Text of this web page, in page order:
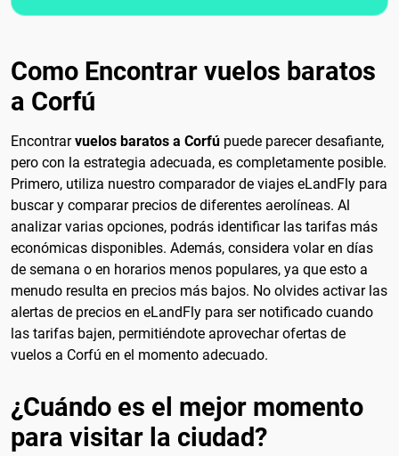
Como Encontrar vuelos baratos
a Corfú
Encontrarvuelos baratos a Corfú puede parecer desafiante,
pero con la estrategia adecuada, es completamente posible.
Primero, utiliza nuestro comparador de viajes eLandFly para
buscar y comparar precios de diferentes aerolíneas. Al
analizar varias opciones, podrás identificar las tarifas más
económicas disponibles. Además, considera volar en días
de semana o en horarios menos populares, ya que esto a
menudo resulta en precios más bajos. No olvides activar las
alertas de precios en eLandFly para ser notificado cuando
las tarifas bajen, permitiéndote aprovechar ofertas de
vuelos a Corfú en el momento adecuado.
¿Cuándo es el mejor momento
para visitar la ciudad?